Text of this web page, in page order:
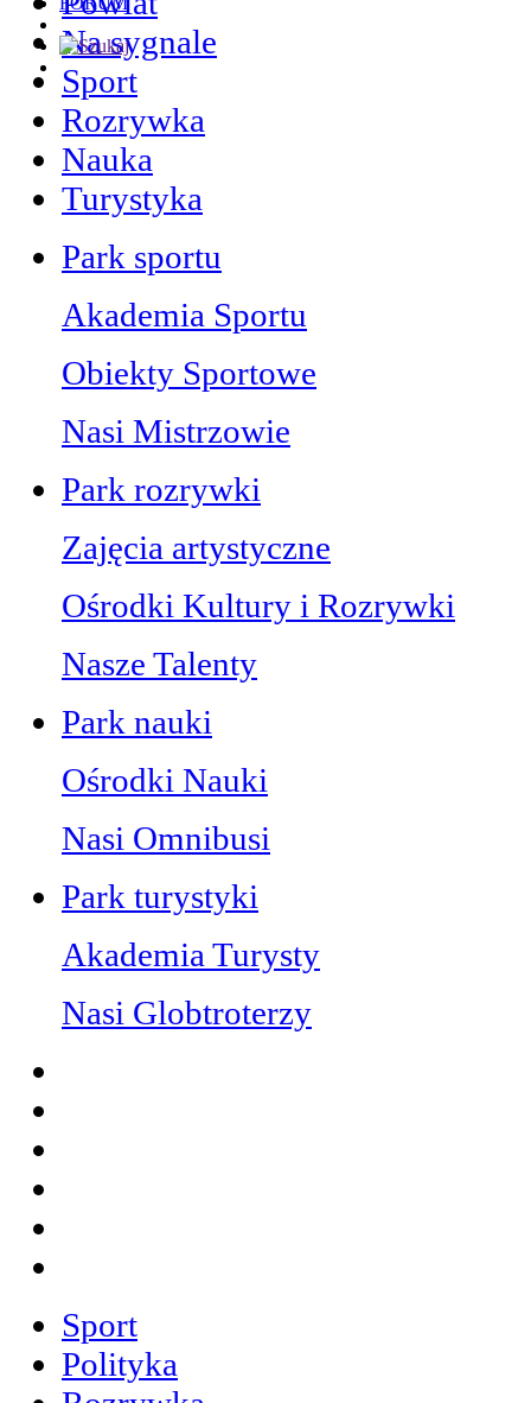
Na sygnale
Sport
Rozrywka
Nauka
Turystyka
Park sportu
Akademia Sportu
Obiekty Sportowe
Nasi Mistrzowie
Park rozrywki
Zajęcia artystyczne
Ośrodki Kultury i Rozrywki
Nasze Talenty
Park nauki
Ośrodki Nauki
Nasi Omnibusi
Park turystyki
Akademia Turysty
Nasi Globtroterzy
Sport
Polityka